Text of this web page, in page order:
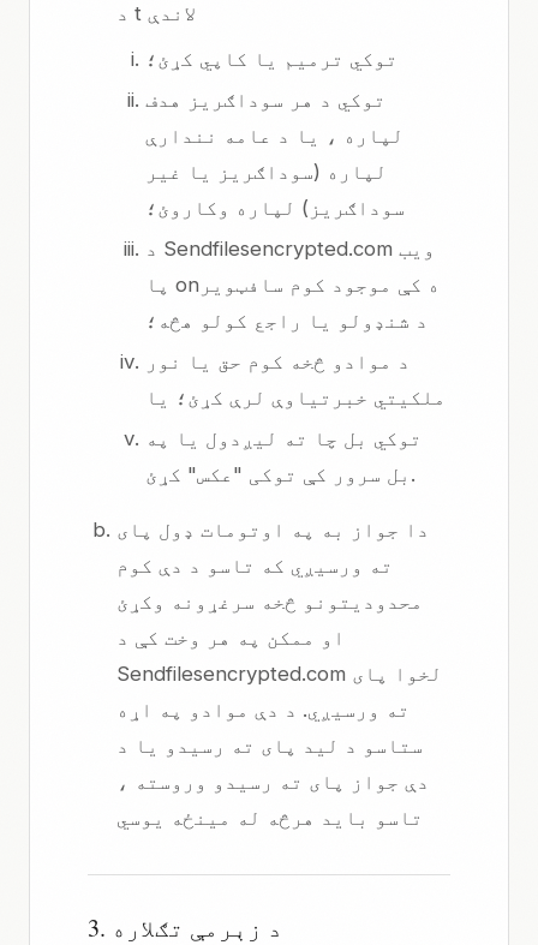
د t لاندې
توکي ترمیم یا کاپي کړئ؛
توکي د هر سوداګریز هدف
لپاره ، یا د عامه نندارې
لپاره (سوداګریز یا غیر
سوداګریز) لپاره وکاروئ؛
د Sendfilesencrypted.com ویب
پا onه کې موجود کوم سافټویر
د شنډولو یا راجع کولو هڅه؛
د موادو څخه کوم حق یا نور
ملکیتي خبرتیاوې لرې کړئ؛ یا
توکي بل چا ته لیږدول یا په
بل سرور کې توکی "عکس" کړئ.
دا جواز به په اوتومات ډول پای
ته ورسیږي که تاسو د دې کوم
محدودیتونو څخه سرغړونه وکړئ
او ممکن په هر وخت کې د
Sendfilesencrypted.com لخوا پای
ته ورسیږي. د دې موادو په اړه
ستاسو د لید پای ته رسیدو یا د
دې جواز پای ته رسیدو وروسته ،
تاسو باید هرڅه له مینځه یوسي
3. د زېرمې تګلاره